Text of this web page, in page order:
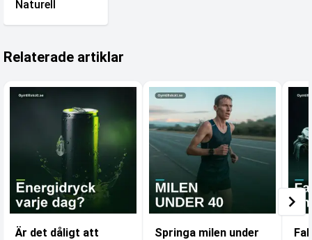
Naturell
Relaterade artiklar
Är det dåligt att
Springa milen under